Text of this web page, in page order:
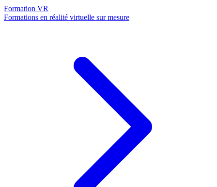
Formation VR
Formations en réalité virtuelle sur mesure